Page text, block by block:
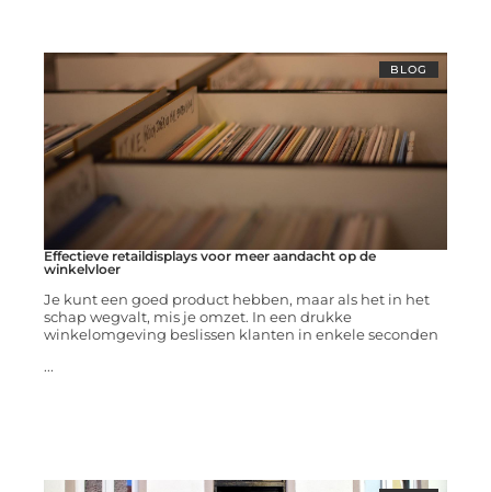
BLOG
Effectieve retaildisplays voor meer aandacht op de
winkelvloer
Je kunt een goed product hebben, maar als het in het
schap wegvalt, mis je omzet. In een drukke
winkelomgeving beslissen klanten in enkele seconden
...